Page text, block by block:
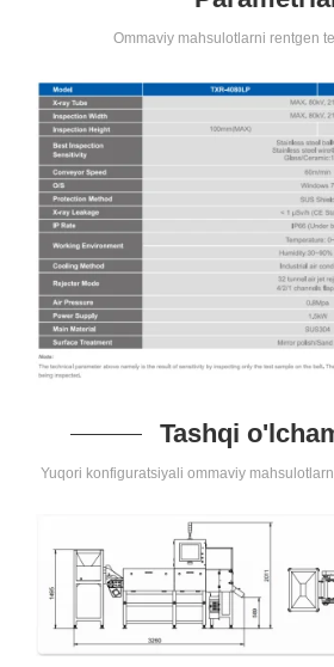
Ommaviy mahsulotlarni rentgen
Tashqi
Yuqori konfiguratsiyali ommaviy